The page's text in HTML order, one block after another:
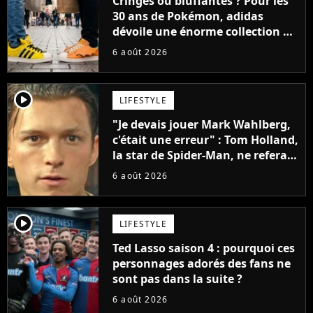
30 ans de Pokémon, adidas
dévoile une énorme collection de
sneakers et je ne sais pas quoi en
6 août 2026
player2 LIFESTYLE
"Je devais jouer Mark Wahlberg,
c'était une erreur" : Tom Holland,
la star de Spider-Man, ne referait
pas ce blockbuster
6 août 2026
player2 LIFESTYLE
Ted Lasso saison 4 : pourquoi ces
personnages adorés des fans ne
sont pas dans la suite ?
6 août 2026